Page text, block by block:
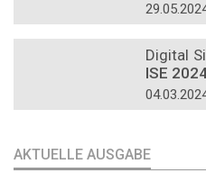
Digital
ISE
AKTUELLE AUSGABE